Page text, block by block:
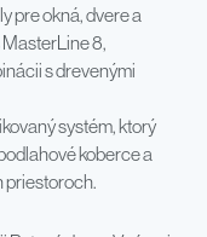
pre okná, dvere a
8,
s drevenými
systém, ktorý
koberce a
priestoroch.